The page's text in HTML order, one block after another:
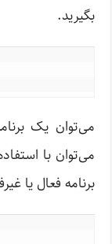
بگیرید.
می‌توان یک
می‌توان با
برنامه فعال یا